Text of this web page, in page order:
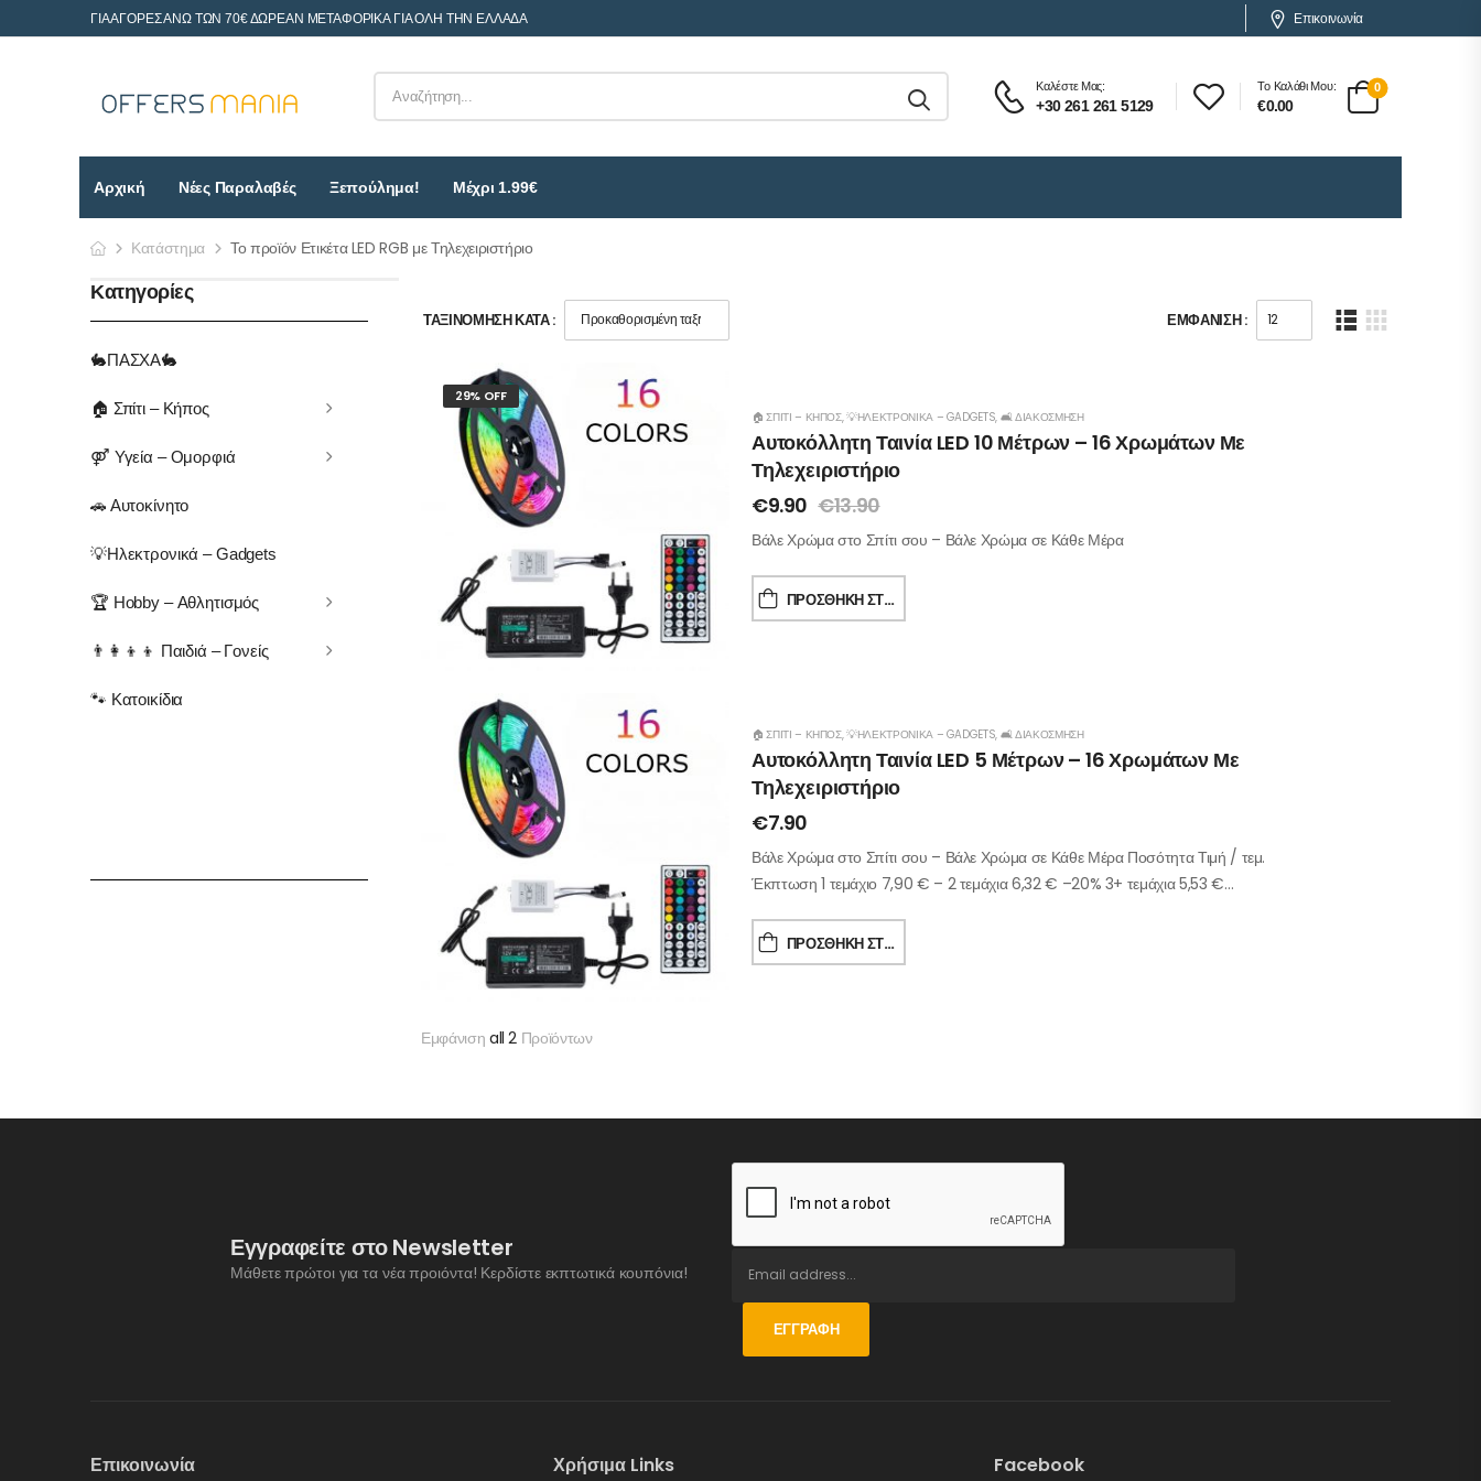
ΓΙΑ ΑΓΟΡΕΣ ΑΝΩ ΤΩΝ 70€ ΔΩΡΕΑΝ ΜΕΤΑΦΟΡΙΚΑ ΓΙΑ ΟΛΗ ΤΗΝ ΕΛΛΑΔΑ Επικοινωνία
Καλέστε Μας:
+30 261 261 5129
Το Καλάθι Μου:
€0.00
0
Αρχική Νέες Παραλαβές Ξεπούλημα! Μέχρι 1.99€
Κατάστημα
Το προϊόν Ετικέτα LED RGB με Τηλεχειριστήριο
Κατηγορίες
🐇ΠΑΣΧΑ🐇
🏠 Σπίτι – Κήπος
⚤ Υγεία – Ομορφιά
🚗 Αυτοκίνητο
💡Ηλεκτρονικά – Gadgets
🏆 Hobby – Αθλητισμός
👨‍👩‍👦‍👦 Παιδιά – Γονείς
🐾 Κατοικίδια
ΤΑΞΙΝΌΜΗΣΗ ΚΑΤΆ : ΕΜΦΆΝΙΣΗ :
29% OFF
🏠 ΣΠΊΤΙ – ΚΉΠΟΣ,💡ΗΛΕΚΤΡΟΝΙΚΆ – GADGETS, 🛋️ ΔΙΑΚΌΣΜΗΣΗ
Αυτοκόλλητη Ταινία LED 10 Μέτρων – 16 Χρωμάτων Με
Τηλεχειριστήριο
€9.90 €13.90
Βάλε Χρώμα στο Σπίτι σου – Βάλε Χρώμα σε Κάθε Μέρα
ΠΡΟΣΘΉΚΗ ΣΤΟ ΚΑΛΆΘΙ
🏠 ΣΠΊΤΙ – ΚΉΠΟΣ,💡ΗΛΕΚΤΡΟΝΙΚΆ – GADGETS, 🛋️ ΔΙΑΚΌΣΜΗΣΗ
Αυτοκόλλητη Ταινία LED 5 Μέτρων – 16 Χρωμάτων Με
Τηλεχειριστήριο
€7.90
Βάλε Χρώμα στο Σπίτι σου – Βάλε Χρώμα σε Κάθε Μέρα Ποσότητα Τιμή / τεμ.
Έκπτωση 1 τεμάχιο 7,90 € – 2 τεμάχια 6,32 € –20% 3+ τεμάχια 5,53 €…
ΠΡΟΣΘΉΚΗ ΣΤΟ ΚΑΛΆΘΙ
Εμφάνιση all 2 Προϊόντων
Εγγραφείτε στο Newsletter
Μάθετε πρώτοι για τα νέα προιόντα! Κερδίστε εκπτωτικά κουπόνια!
ΕΓΓΡΑΦΉ
Επικοινωνία Χρήσιμα Links Facebook